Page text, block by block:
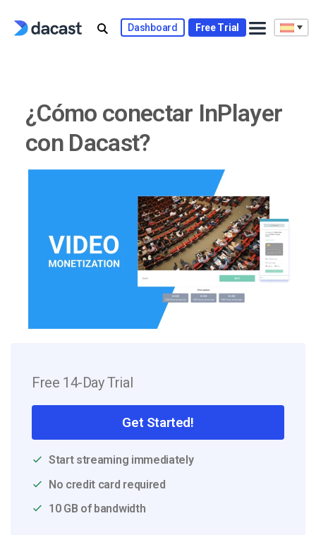
Dashboard Free Trial
¿Cómo conectar InPlayer
con Dacast?
Free 14-Day Trial
Get Started!
Start streaming immediately
No credit card required
10 GB of bandwidth